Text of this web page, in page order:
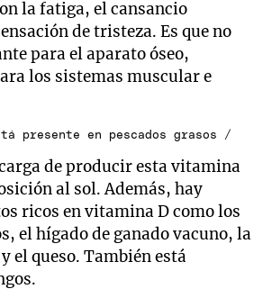
la fatiga, el cansancio
de tristeza. Es que no
para el aparato óseo,
los sistemas muscular e
presente en pescados grasos /
de producir esta vitamina
al sol. Además, hay
ricos en vitamina D como los
el hígado de ganado vacuno, la
el queso. También está